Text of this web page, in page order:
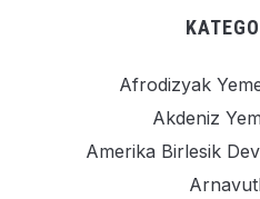
Afrodizyak
Akdeniz
Amerika Birlesik